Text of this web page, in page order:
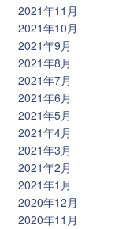
2021年11月
2021年10月
2021年9月
2021年8月
2021年7月
2021年6月
2021年5月
2021年4月
2021年3月
2021年2月
2021年1月
2020年12月
2020年11月